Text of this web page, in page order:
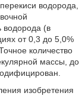
водорода,
водорода (в
от 0,3 до 5,0%
количество
массы, до
изобретения